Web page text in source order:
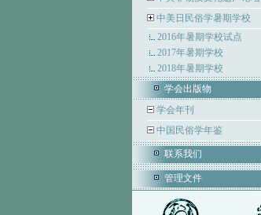
中美日民俗学暑期学校
2016年暑期学校试点
2017年暑期学校
2018年暑期学校
学会出版物
学会年刊
中国民俗学年鉴
联系我们
管理文件